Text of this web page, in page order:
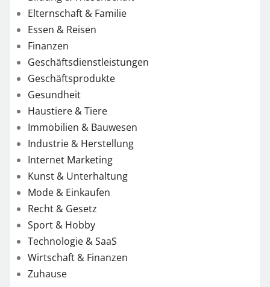
Elternschaft & Familie
Essen & Reisen
Finanzen
Geschäftsdienstleistungen
Geschäftsprodukte
Gesundheit
Haustiere & Tiere
Immobilien & Bauwesen
Industrie & Herstellung
Internet Marketing
Kunst & Unterhaltung
Mode & Einkaufen
Recht & Gesetz
Sport & Hobby
Technologie & SaaS
Wirtschaft & Finanzen
Zuhause